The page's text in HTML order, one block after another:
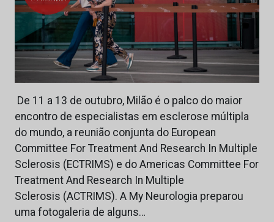
De 11 a 13 de outubro, Milão é o palco do maior
encontro de especialistas em esclerose múltipla
do mundo, a reunião conjunta do European
Committee For Treatment And Research In Multiple
Sclerosis (ECTRIMS) e do Americas Committee For
Treatment And Research In Multiple
Sclerosis (ACTRIMS). A My Neurologia preparou
uma fotogaleria de alguns…